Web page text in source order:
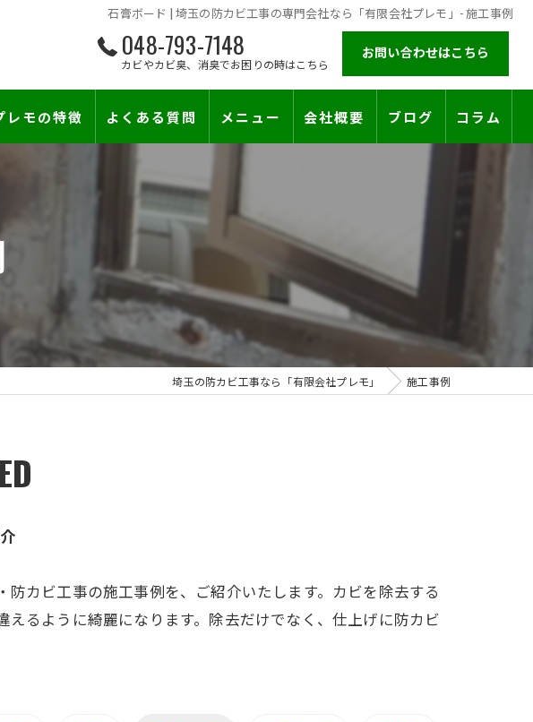
石膏ボード | 埼玉の防カビ工事の専門会社なら「有限会社プレモ」- 施工事例
048-793-7148
カビやカビ臭、消臭でお困りの時はこちら
お問い合わせはこちら
のカビ
天井結露クレームに終止符を。賃貸オーナー様が最後に頼る専門工事
ーゼットのカビ
レモの特徴
建築中のカビ
ンクリートのカビ
雨漏りによるカビ
屋の除菌消臭
よくある質問 メニュー 会社概要 ブログ コラム
埼玉の防カビ工事なら「有限会社プレモ」 施工事例
カビ工事の施工事例を、ご紹介いたします。カビを除去する
るように綺麗になります。除去だけでなく、仕上げに防カビ